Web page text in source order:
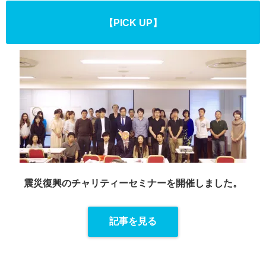
【PICK UP】
震災復興のチャリティーセミナーを開催しました。
記事を見る